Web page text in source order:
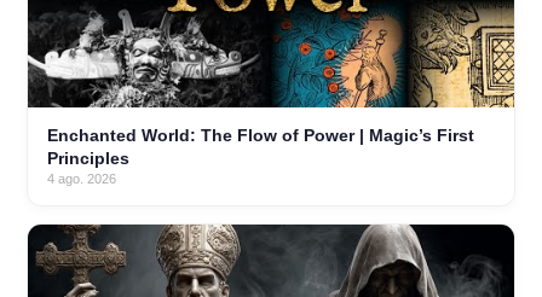
Enchanted World: The Flow of Power | Magic’s First
Principles
4 ago. 2026